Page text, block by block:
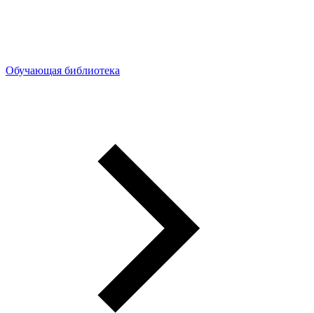
Обучающая библиотека